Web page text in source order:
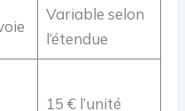
Variable selon
l’étendue
15 € l’unité